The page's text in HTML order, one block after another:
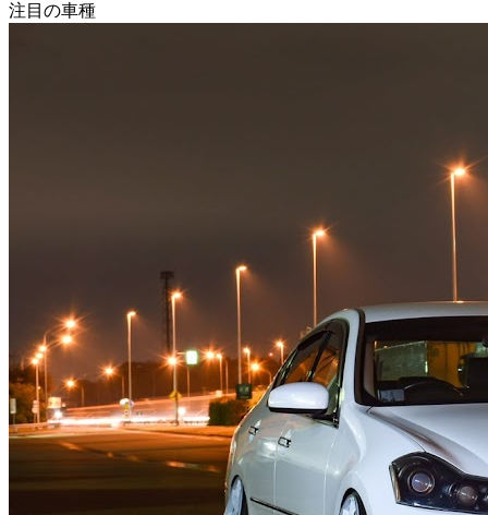
注目の車種